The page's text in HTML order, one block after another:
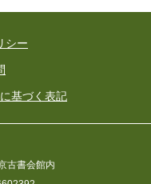
シー
基づく表記
古書会館内